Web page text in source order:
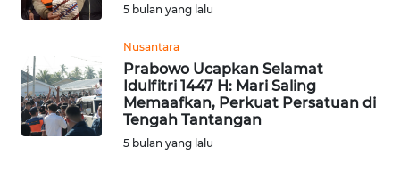
5 bulan yang lalu
Nusantara
Prabowo Ucapkan Selamat
Idulfitri 1447 H: Mari Saling
Memaafkan, Perkuat Persatuan di
Tengah Tantangan
5 bulan yang lalu
DISCLAIMER
Wahana
News
Regional